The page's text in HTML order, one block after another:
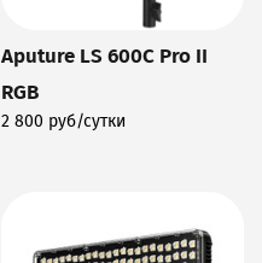
Aputure LS 600C Pro II
RGB
2 800 руб/сутки